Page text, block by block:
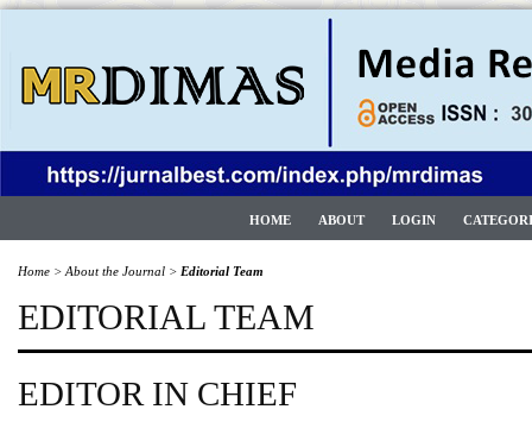
HOME ABOUT LOGIN
Home > About the Journal > Editorial Team
EDITORIAL TEAM
EDITOR IN CHIEF